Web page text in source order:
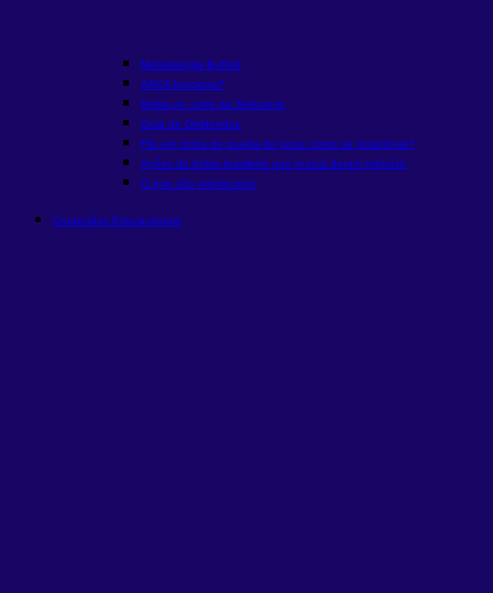
Metodologia Buffett
ARCA funciona?
Bolsa vs. corte da Selicnovo
Guia de Dividendos
Fiis em ciclos de queda de juros: como se posicionar?
Ações da bolsa brasileira que nunca deram prejuízo
O que são memecoins
Conteúdos Educacionais